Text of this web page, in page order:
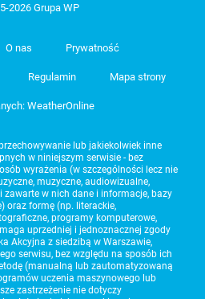
2026 Grupa WP
O nas Prywatność
Regulamin Mapa strony
WeatherOnline
lub jakiekolwiek inne
w niniejszym serwisie - bez
wyrażenia (w szczególności lecz nie
muzyczne, audiowizualne,
zawarte w nich dane i informacje, bazy
oraz formę (np. literackie,
programy komputerowe,
uprzedniej i jednoznacznej zgody
Akcyjna z siedzibą w Warszawie,
serwisu, bez względu na sposób ich
(manualną lub zautomatyzowaną
uczenia maszynowego lub
zastrzeżenie nie dotyczy